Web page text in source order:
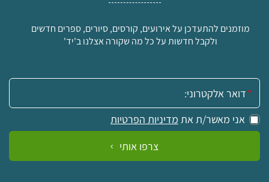
מוזמנים להתעדכן על אירועים, קורסים, סיורים, ספרים חדשים
ולקבל חדשות על כל מה שקורה אצלנו ב'יד'
אימייל:
אני מאשר/ת את מדיניות הפרטיות
צרפו אותי